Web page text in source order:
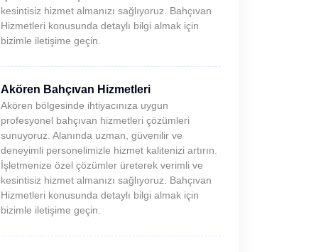
kesintisiz hizmet almanızı sağlıyoruz. Bahçıvan
Hizmetleri konusunda detaylı bilgi almak için
bizimle iletişime geçin.
Akören Bahçıvan Hizmetleri
Akören bölgesinde ihtiyacınıza uygun
profesyonel bahçıvan hizmetleri çözümleri
sunuyoruz. Alanında uzman, güvenilir ve
deneyimli personelimizle hizmet kalitenizi artırın.
İşletmenize özel çözümler üreterek verimli ve
kesintisiz hizmet almanızı sağlıyoruz. Bahçıvan
Hizmetleri konusunda detaylı bilgi almak için
bizimle iletişime geçin.